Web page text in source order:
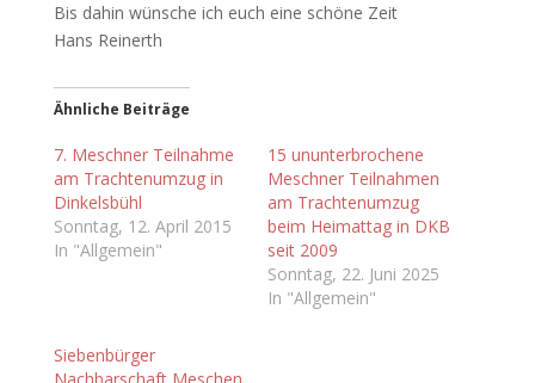
Bis dahin wünsche ich euch eine schöne Zeit
Hans Reinerth
Ähnliche Beiträge
7. Meschner Teilnahme
am Trachtenumzug in
Dinkelsbühl
Sonntag, 12. April 2015
In "Allgemein"
15 ununterbrochene
Meschner Teilnahmen
am Trachtenumzug
beim Heimattag in DKB
seit 2009
Sonntag, 22. Juni 2025
In "Allgemein"
Siebenbürger